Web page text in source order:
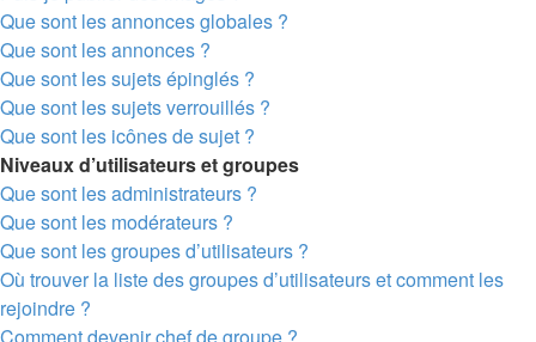
Que sont les annonces globales ?
Que sont les annonces ?
Que sont les sujets épinglés ?
Que sont les sujets verrouillés ?
Que sont les icônes de sujet ?
Niveaux d’utilisateurs et groupes
Que sont les administrateurs ?
Que sont les modérateurs ?
Que sont les groupes d’utilisateurs ?
Où trouver la liste des groupes d’utilisateurs et comment les
rejoindre ?